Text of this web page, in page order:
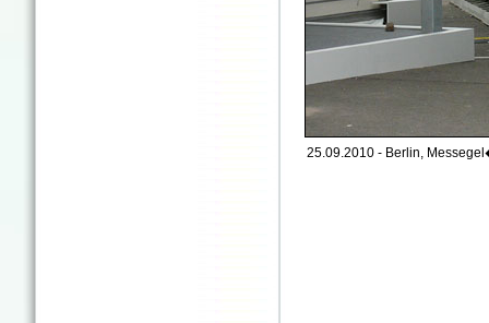
25.09.2010 - Berlin,